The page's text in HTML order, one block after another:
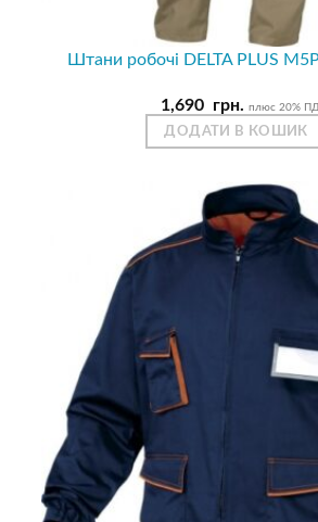
Штани робочі DELTA PLUS
1,690 грн. плюс 20%
ДОДАТИ В КОШИК